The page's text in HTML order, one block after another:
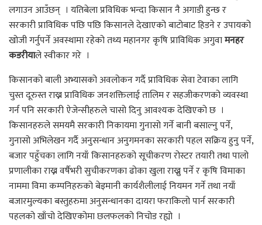
लगाउन आउँछन् । यतिबेला प्रविधिक भन्दा किसान नै अगाडी हुन्छ र
सरकारी प्राविधिक पछि पछि किसानले देखाएको बाटोबाट हिडने र उपायको
खोजी गर्नुपर्ने अवस्थामा रहेको तथ्य महानगर कृषि प्राविधिक अगुवामनहर
कडरीयाले स्वीकार गरे ।
किसानको बाली अभ्यासको अवलोकन गर्दै प्राविधिक सेवा टेवाका लागि
चुस्त दूरुस्त राख्न प्राविधिक जनशक्तिलाई तालिम र सहजीकरणको व्यवस्था
गर्न पनि सरकारी ऐजेन्सीहरुले चासो दिनु आवश्यक देखिएको छ ।
किसानहरुले समयमै सरकारी निकायमा गुनासो गर्ने बानी बसाल्नु पर्ने,
गुनासो अभिलेखन गर्दै अनुसन्धान अनुगमनका सरकारी पहल सक्रिय हुनु पर्ने,
बजार पहुँचका लागि नयाँ किसानहरुको सूचीकरण रोस्टर तयारी तथा पालो
प्रणालीका राख्न वर्षैभरी सुचीकरणका ढोका खुला राख्नु पर्ने र कृषि विमाका
नाममा विमा कम्पनिहरुको बेइमानी कार्यशैलीलाई नियमन गर्ने तथा नयाँ
बजारमुल्यका बस्तुहरुमा अनुसन्धानका दायरा फराकिलो पार्न सरकारी
पहलको खाँचो देखिएकोमा छलफलको निचोड रह्यो ।